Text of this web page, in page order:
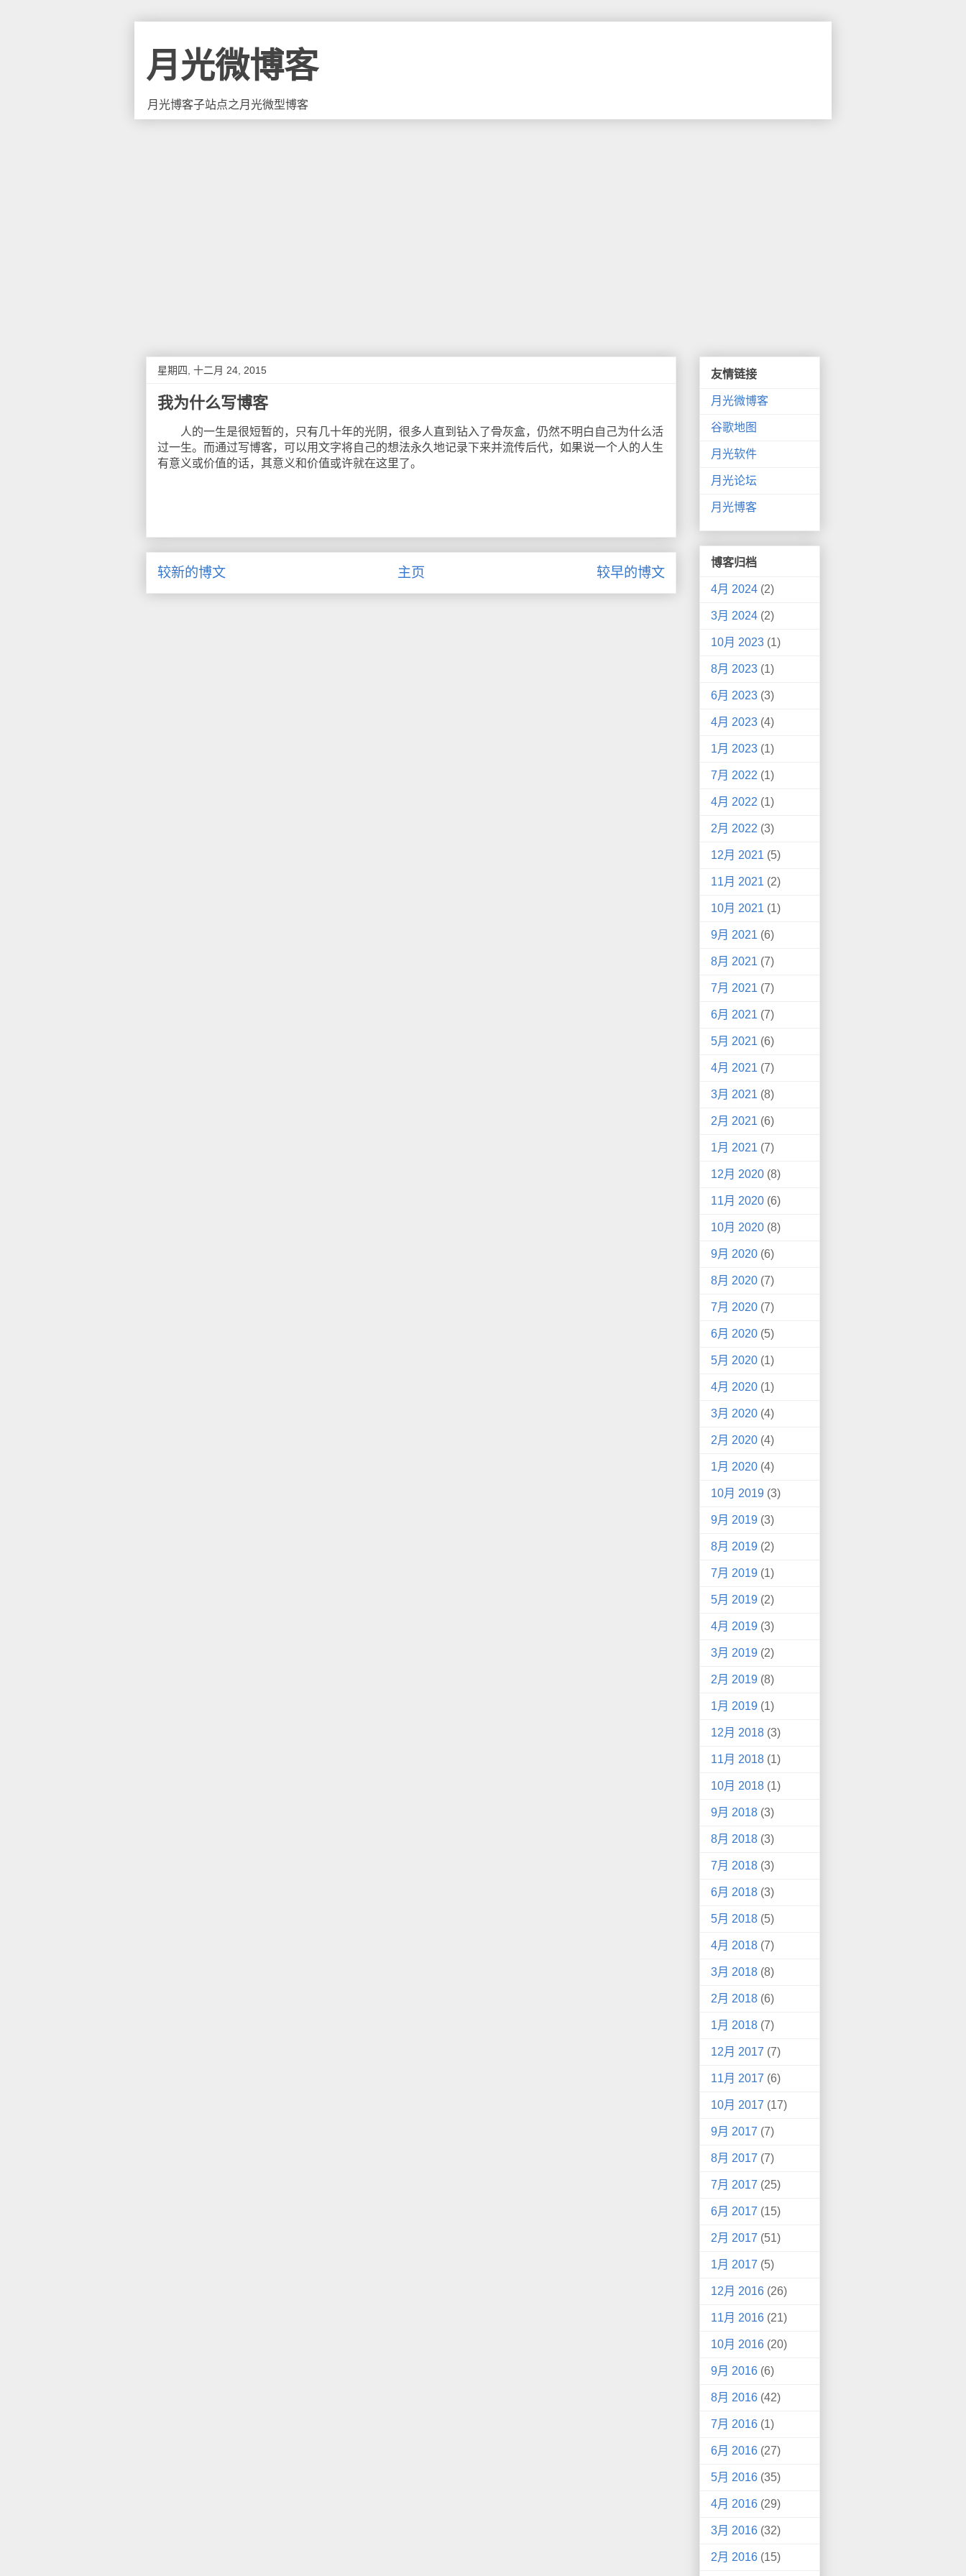
月光微博客
月光博客子站点之月光微型博客
星期四, 十二月 24, 2015
我为什么写博客
人的一生是很短暂的，只有几十年的光阴，很多人直到钻入了骨灰盒，仍然不明白自己为什么活
过一生。而通过写博客，可以用文字将自己的想法永久地记录下来并流传后代，如果说一个人的人生
有意义或价值的话，其意义和价值或许就在这里了。
较新的博文 较早的博文
主页
友情链接
月光微博客
谷歌地图
月光软件
月光论坛
月光博客
博客归档
4月 2024 (2)
3月 2024 (2)
10月 2023 (1)
8月 2023 (1)
6月 2023 (3)
4月 2023 (4)
1月 2023 (1)
7月 2022 (1)
4月 2022 (1)
2月 2022 (3)
12月 2021 (5)
11月 2021 (2)
10月 2021 (1)
9月 2021 (6)
8月 2021 (7)
7月 2021 (7)
6月 2021 (7)
5月 2021 (6)
4月 2021 (7)
3月 2021 (8)
2月 2021 (6)
1月 2021 (7)
12月 2020 (8)
11月 2020 (6)
10月 2020 (8)
9月 2020 (6)
8月 2020 (7)
7月 2020 (7)
6月 2020 (5)
5月 2020 (1)
4月 2020 (1)
3月 2020 (4)
2月 2020 (4)
1月 2020 (4)
10月 2019 (3)
9月 2019 (3)
8月 2019 (2)
7月 2019 (1)
5月 2019 (2)
4月 2019 (3)
3月 2019 (2)
2月 2019 (8)
1月 2019 (1)
12月 2018 (3)
11月 2018 (1)
10月 2018 (1)
9月 2018 (3)
8月 2018 (3)
7月 2018 (3)
6月 2018 (3)
5月 2018 (5)
4月 2018 (7)
3月 2018 (8)
2月 2018 (6)
1月 2018 (7)
12月 2017 (7)
11月 2017 (6)
10月 2017 (17)
9月 2017 (7)
8月 2017 (7)
7月 2017 (25)
6月 2017 (15)
2月 2017 (51)
1月 2017 (5)
12月 2016 (26)
11月 2016 (21)
10月 2016 (20)
9月 2016 (6)
8月 2016 (42)
7月 2016 (1)
6月 2016 (27)
5月 2016 (35)
4月 2016 (29)
3月 2016 (32)
2月 2016 (15)